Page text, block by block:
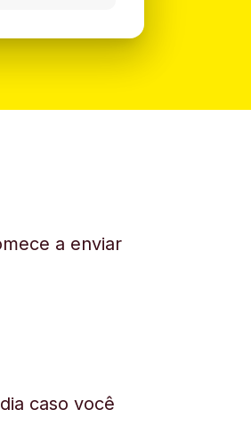
a enviar
caso você